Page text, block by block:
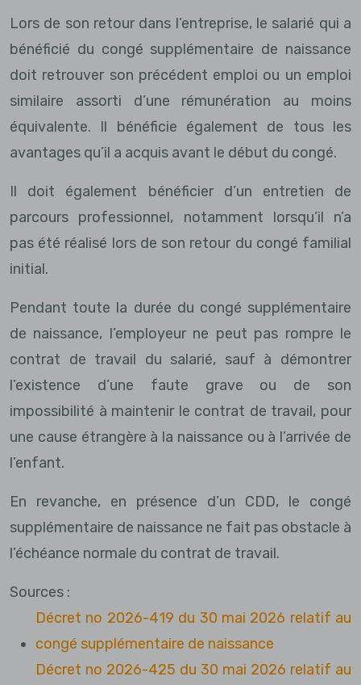
Lors de son retour dans l’entreprise, le salarié qui a
bénéficié du congé supplémentaire de naissance
doit retrouver son précédent emploi ou un emploi
similaire assorti d’une rémunération au moins
équivalente. Il bénéficie également de tous les
avantages qu’il a acquis avant le début du congé.
Il doit également bénéficier d’un entretien de
parcours professionnel, notamment lorsqu’il n’a
pas été réalisé lors de son retour du congé familial
initial.
Pendant toute la durée du congé supplémentaire
de naissance, l’employeur ne peut pas rompre le
contrat de travail du salarié, sauf à démontrer
l’existence d’une faute grave ou de son
impossibilité à maintenir le contrat de travail, pour
une cause étrangère à la naissance ou à l’arrivée de
l’enfant.
En revanche, en présence d’un CDD, le congé
supplémentaire de naissance ne fait pas obstacle à
l’échéance normale du contrat de travail.
Sources :
Décret no 2026-419 du 30 mai 2026 relatif au
congé supplémentaire de naissance
Décret no 2026-425 du 30 mai 2026 relatif au